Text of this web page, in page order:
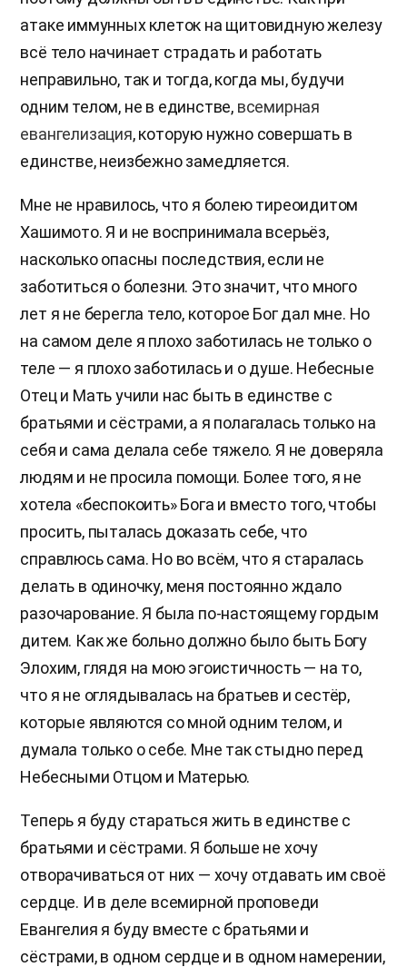
атаке иммунных клеток на щитовидную железу
всё тело начинает страдать и работать
неправильно, так и тогда, когда мы, будучи
одним телом, не в единстве, всемирная
евангелизация, которую нужно совершать в
единстве, неизбежно замедляется.
Мне не нравилось, что я болею тиреоидитом
Хашимото. Я и не воспринимала всерьёз,
насколько опасны последствия, если не
заботиться о болезни. Это значит, что много
лет я не берегла тело, которое Бог дал мне. Но
на самом деле я плохо заботилась не только о
теле — я плохо заботилась и о душе. Небесные
Отец и Мать учили нас быть в единстве с
братьями и сёстрами, а я полагалась только на
себя и сама делала себе тяжело. Я не доверяла
людям и не просила помощи. Более того, я не
хотела «беспокоить» Бога и вместо того, чтобы
просить, пыталась доказать себе, что
справлюсь сама. Но во всём, что я старалась
делать в одиночку, меня постоянно ждало
разочарование. Я была по-настоящему гордым
дитем. Как же больно должно было быть Богу
Элохим, глядя на мою эгоистичность — на то,
что я не оглядывалась на братьев и сестёр,
которые являются со мной одним телом, и
думала только о себе. Мне так стыдно перед
Небесными Отцом и Матерью.
Теперь я буду стараться жить в единстве с
братьями и сёстрами. Я больше не хочу
отворачиваться от них — хочу отдавать им своё
сердце. И в деле всемирной проповеди
Евангелия я буду вместе с братьями и
сёстрами, в одном сердце и в одном намерении,